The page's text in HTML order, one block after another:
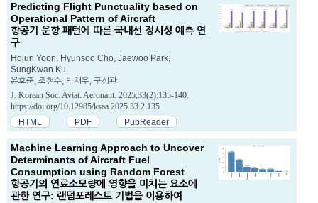
Predicting Flight Punctuality based on
Operational Pattern of Aircraft
항공기 운항 패턴에 따른 국내선 정시성 예측 연
구
Hojun Yoon, Hyunsoo Cho, Jaewoo Park,
SungKwan Ku
윤호준, 조현수, 박재우, 구성관
J. Korean Soc. Aviat. Aeronaut. 2025;33(2):135-140.
https://doi.org/10.12985/ksaa.2025.33.2.135
HTML
PDF PubReader
Machine Learning Approach to Uncover
Determinants of Aircraft Fuel
Consumption using Random Forest
항공기의 연료소모량에 영향을 미치는 요소에
관한 연구: 랜덤포레스트 기법을 이용하여